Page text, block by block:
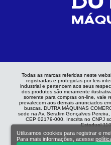
Todas as marcas referidas neste
registradas e protegidas por leis
industrial e pertencem aos seus
dos produtos são meramente
somente para compras on-line, vale
prevalecem aos demais anunciados
buscas. DUTRA MÁQUINAS
sede na Av. Serafim Gonçalves
CEP 02179-000. Inscrita no CNPJ
Estadual
Utilizamos cookies para registrar e
Para mais informações, acesse